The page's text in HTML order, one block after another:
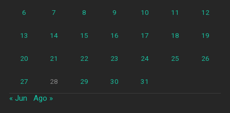
6 7 8 9 10 11 12
13 14 15 16 17 18 19
20 21 22 23 24 25 26
27 28 29 30 31
« Jun Ago »